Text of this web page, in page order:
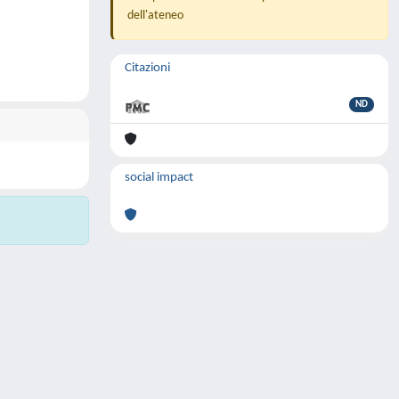
dell'ateneo
Citazioni
ND
social impact